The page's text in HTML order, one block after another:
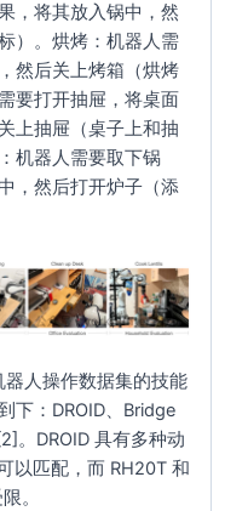
，将其放入锅中，然
）。 烘烤：机器人需
然后关上烤箱（烘烤
要打开抽屉，将桌面
上抽屉（桌子上和抽
：机器人需要取下锅
，然后打开炉子（添
器人操作数据集的技能
下：DROID、Bridge
。DROID 具有多种动
以匹配，而 RH20T 和
。